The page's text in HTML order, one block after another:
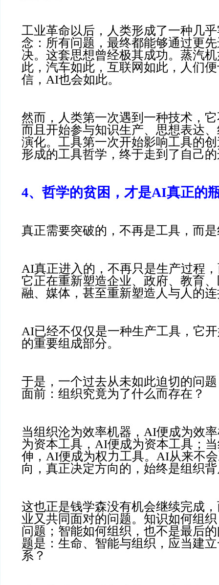
工业革命以后，人类形成了一种几
念：所有问题，最终都能够通过更
决。这套思想曾经极其成功。蒸汽
此，汽车如此，互联网如此，人们
信，AI也会如此。
然而，人类第一次遇到一种技术，
而且开始参与知识生产、思想表达
演化。工具第一次开始影响工具的
形成的工具哲学，终于走到了自己
4、哲学的贫困，才是AI真正的
真正需要突破的，不再是工具，而
AI真正进入的，不再只是生产过程
它正在重新塑造企业、政府、教育
融、媒体，甚至重新塑造人与人的
AI已经不仅仅是一种生产工具，它
的重要组成部分。
于是，一个过去从未如此迫切的问
面前：组织究竟为了什么而存在？
当组织沦为效率机器，AI便成为效
为资本工具，AI便成为资本工具；
伸，AI便成为权力工具。AI从来不
向，真正决定方向的，始终是组织
这也正是钱学森没有机会继续完成
业又共同面对的问题。知识如何组
问题；智能如何组织，也不是最后
题是：生命、智能与组织，应当建
系？